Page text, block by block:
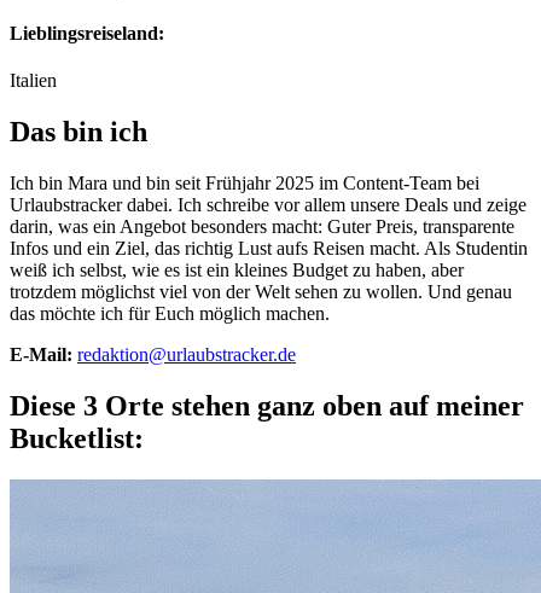
Lieblingsreiseland:
Italien
Das bin ich
Ich bin Mara und bin seit Frühjahr 2025 im Content-Team bei
Urlaubstracker dabei. Ich schreibe vor allem unsere Deals und zeige
darin, was ein Angebot besonders macht: Guter Preis, transparente
Infos und ein Ziel, das richtig Lust aufs Reisen macht. Als Studentin
weiß ich selbst, wie es ist ein kleines Budget zu haben, aber
trotzdem möglichst viel von der Welt sehen zu wollen. Und genau
das möchte ich für Euch möglich machen.
E-Mail: redaktion@urlaubstracker.de
Diese 3 Orte stehen ganz oben auf meiner
Bucketlist: